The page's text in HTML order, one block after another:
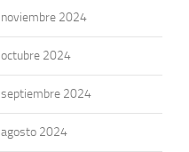
noviembre 2024
octubre 2024
septiembre 2024
agosto 2024